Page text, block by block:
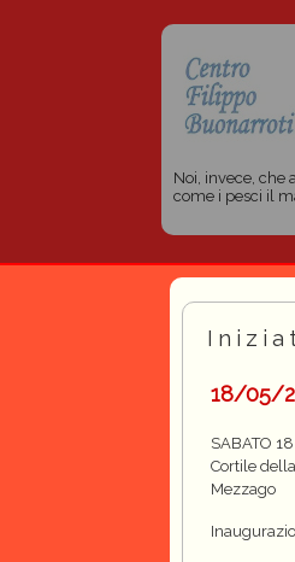
Noi, invece, che
come i pesci il
18/05/
SABATO
Cortile
Mezzago